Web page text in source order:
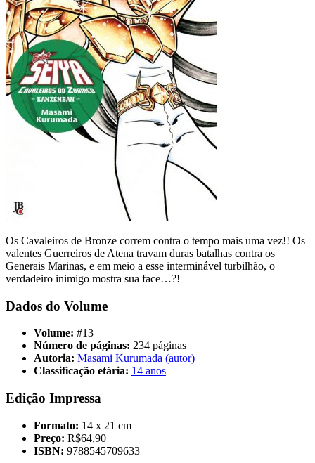
Os Cavaleiros de Bronze correm contra o tempo mais uma vez!! Os
valentes Guerreiros de Atena travam duras batalhas contra os
Generais Marinas, e em meio a esse interminável turbilhão, o
verdadeiro inimigo mostra sua face…?!
Dados do Volume
Volume: #13
Número de páginas: 234 páginas
Autoria: Masami Kurumada (autor)
Classificação etária: 14 anos
Edição Impressa
Formato: 14 x 21 cm
Preço: R$64,90
ISBN: 9788545709633